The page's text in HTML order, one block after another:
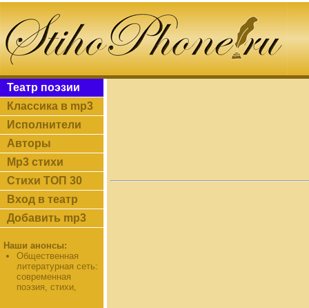
Театр поэзии
Классика в mp3
Исполнители
Авторы
Mp3 стихи
Стихи ТОП 30
Вход в театр
Добавить mp3
Наши анонсы:
Общественная
литературная сеть:
современная
поэзия, стихи,